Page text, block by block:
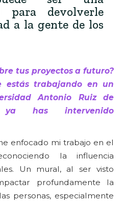
para devolverle
a la gente de los
tus proyectos a futuro?
estás trabajando en un
Antonio Ruiz de
ya has intervenido
enfocado mi trabajo en el
la influencia
Un mural, al ser visto
profundamente la
personas, especialmente